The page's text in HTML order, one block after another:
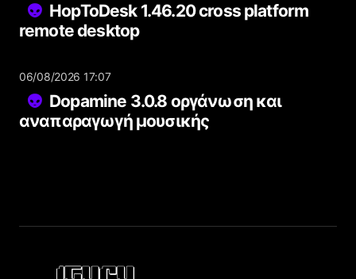
HopToDesk 1.46.20 cross platform
remote desktop
06/08/2026 17:07
Dopamine 3.0.8 οργάνωση και
αναπαραγωγή μουσικής